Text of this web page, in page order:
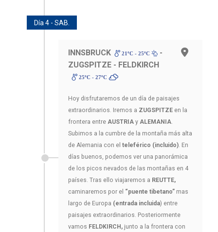
Día 4 - SAB.
INNSBRUCK 21ºC - 25ºC
-
ZUGSPITZE - FELDKIRCH
25ºC - 27ºC
Hoy disfrutaremos de un día de paisajes
extraordinarios. Iremos a ZUGSPITZE en la
frontera entre AUSTRIA y ALEMANIA.
Subimos a la cumbre de la montaña más alta
de Alemania con el teleférico (incluido). En
días buenos, podemos ver una panorámica
de los picos nevados de las montañas en 4
países. Tras ello viajaremos a REUTTE,
caminaremos por el “puente tibetano” mas
largo de Europa (entrada incluida) entre
paisajes extraordinarios. Posteriormente
vamos FELDKIRCH, junto a la frontera con